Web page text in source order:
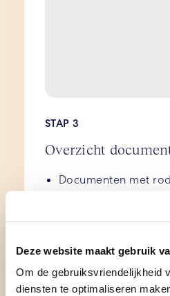
Deze website maakt gebruik
Om de gebruiksvriendelijkheid
diensten te optimaliseren
STAP 3
Overzicht
Documenten met
ondertekenen.